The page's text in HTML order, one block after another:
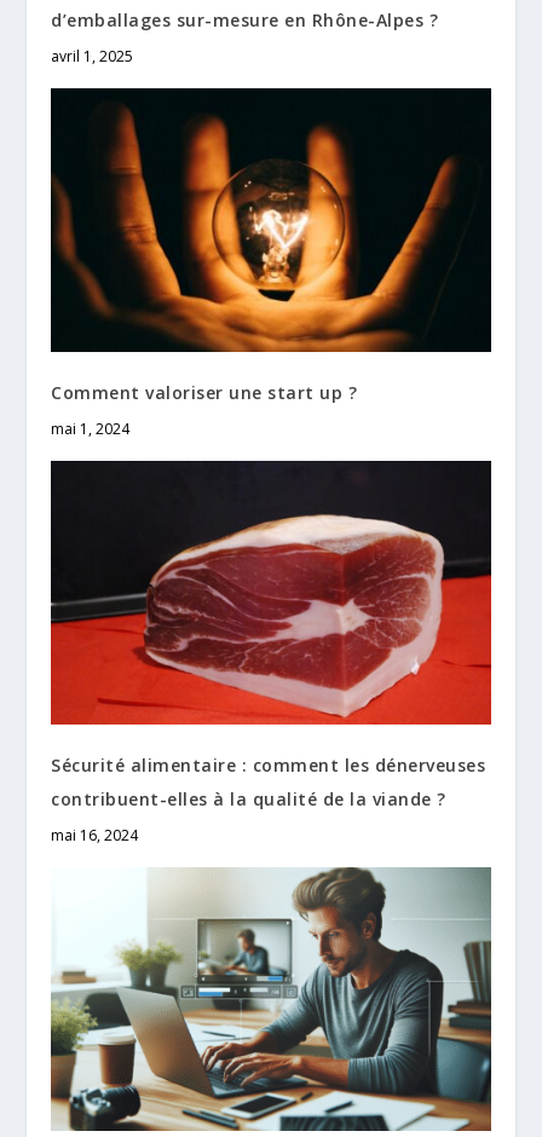
d’emballages sur-mesure en Rhône-Alpes ?
avril 1, 2025
Comment valoriser une start up ?
mai 1, 2024
Sécurité alimentaire : comment les dénerveuses
contribuent-elles à la qualité de la viande ?
mai 16, 2024